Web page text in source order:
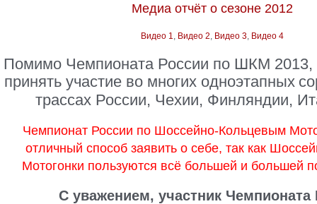
Медиа отчёт о сезоне 2012
Видео 1, Видео 2, Видео 3, Видео 4
Помимо Чемпионата России по ШКМ
принять участие во многих одноэтапных
трассах России, Чехии, Финляндии,
Чемпионат России по Шоссейно-Кольцевым
отличный способ заявить о себе, так как
Мотогонки пользуются всё большей и большей
С уважением, участник